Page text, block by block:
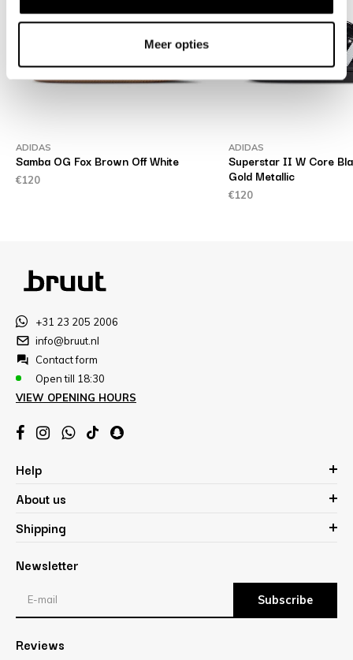
Meer opties
ADIDAS
Samba OG Fox Brown Off White
€120
ADIDAS
Superstar II W Core
Gold Metallic
€120
+31 23 205 2006
info@bruut.nl
Contact form
Open till 18:30
VIEW OPENING HOURS
Help
About us
Shipping
Newsletter
Subscribe
Reviews